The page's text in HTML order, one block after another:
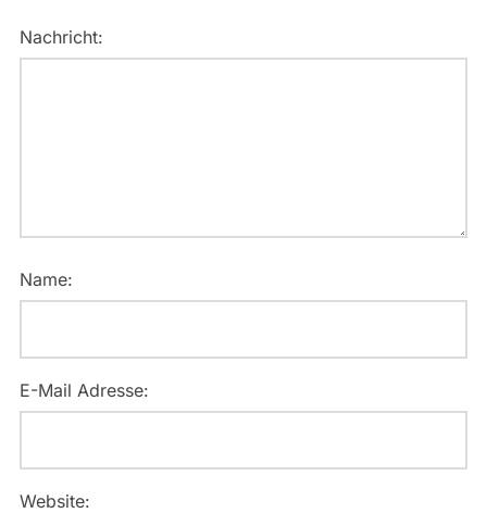
Nachricht:
Name:
E-Mail Adresse:
Website: